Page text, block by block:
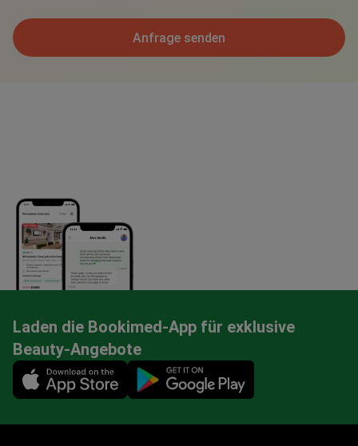
Anfrage senden
Laden die Bookimed-App für exklusive
Beauty-Angebote
Mobile app illustration